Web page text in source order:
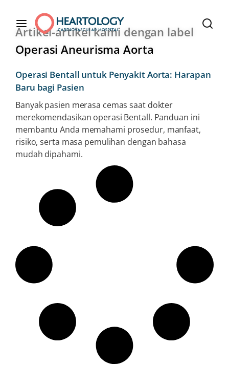
Artikel-artikel kami dengan label
Operasi Aneurisma Aorta
Operasi Bentall untuk Penyakit Aorta: Harapan
Baru bagi Pasien
Banyak pasien merasa cemas saat dokter
merekomendasikan operasi Bentall. Panduan ini
membantu Anda memahami prosedur, manfaat,
risiko, serta masa pemulihan dengan bahasa
mudah dipahami.